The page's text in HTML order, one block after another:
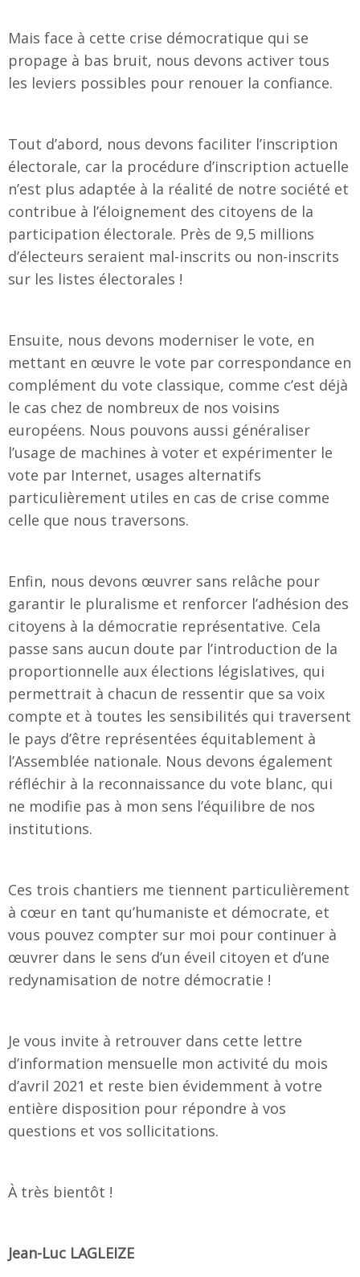
Mais face à cette crise démocratique qui se
propage à bas bruit, nous devons activer tous
les leviers possibles pour renouer la confiance.
Tout d’abord, nous devons faciliter l’inscription
électorale, car la procédure d’inscription actuelle
n’est plus adaptée à la réalité de notre société et
contribue à l’éloignement des citoyens de la
participation électorale. Près de 9,5 millions
d’électeurs seraient mal-inscrits ou non-inscrits
sur les listes électorales !
Ensuite, nous devons moderniser le vote, en
mettant en œuvre le vote par correspondance en
complément du vote classique, comme c’est déjà
le cas chez de nombreux de nos voisins
européens. Nous pouvons aussi généraliser
l’usage de machines à voter et expérimenter le
vote par Internet, usages alternatifs
particulièrement utiles en cas de crise comme
celle que nous traversons.
Enfin, nous devons œuvrer sans relâche pour
garantir le pluralisme et renforcer l’adhésion des
citoyens à la démocratie représentative. Cela
passe sans aucun doute par l’introduction de la
proportionnelle aux élections législatives, qui
permettrait à chacun de ressentir que sa voix
compte et à toutes les sensibilités qui traversent
le pays d’être représentées équitablement à
l’Assemblée nationale. Nous devons également
réfléchir à la reconnaissance du vote blanc, qui
ne modifie pas à mon sens l’équilibre de nos
institutions.
Ces trois chantiers me tiennent particulièrement
à cœur en tant qu’humaniste et démocrate, et
vous pouvez compter sur moi pour continuer à
œuvrer dans le sens d’un éveil citoyen et d’une
redynamisation de notre démocratie !
Je vous invite à retrouver dans cette lettre
d’information mensuelle mon activité du mois
d’avril 2021 et reste bien évidemment à votre
entière disposition pour répondre à vos
questions et vos sollicitations.
À très bientôt !
Jean-Luc LAGLEIZE